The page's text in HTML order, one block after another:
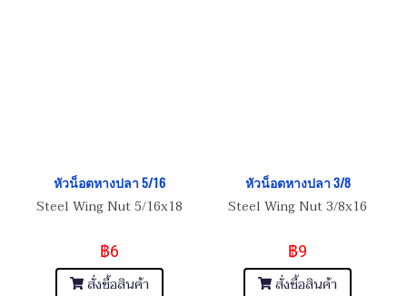
หัวน็อตหางปลา 5/16
Steel Wing Nut 5/16x18
฿6
สั่งซื้อสินค้า
หัวน็อตหางปลา 3/8
Steel Wing Nut 3/8x16
฿9
สั่งซื้อสินค้า